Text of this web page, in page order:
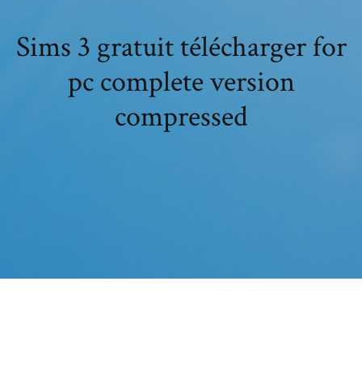
Sims 3 gratuit télécharger for
pc complete version
compressed